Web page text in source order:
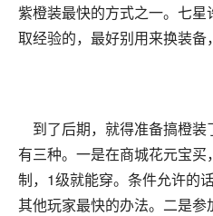
紫橙装最快的方式之一。七
取经验的，最好别用来换装备
到了后期，就得准备搞橙装
有三种。一是在商城花元宝
制，1级就能穿。条件允许的
其他玩家最快的办法。二是参